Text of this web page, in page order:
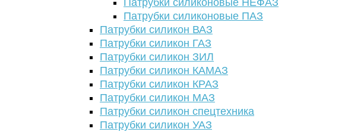
Патрубки силиконовые НЕФАЗ
Патрубки силиконовые ПАЗ
Патрубки силикон ВАЗ
Патрубки силикон ГАЗ
Патрубки силикон ЗИЛ
Патрубки силикон КАМАЗ
Патрубки силикон КРАЗ
Патрубки силикон МАЗ
Патрубки силикон спецтехника
Патрубки силикон УАЗ